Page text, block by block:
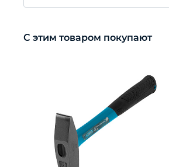
С этим товаром покупают